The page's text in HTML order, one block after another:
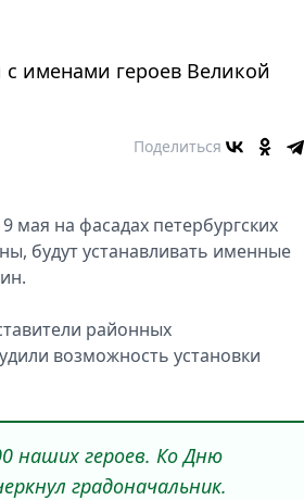
именами героев Великой
Поделиться
мая на фасадах петербургских
будут устанавливать именные
районных
возможность установки
наших героев. Ко Дню
градоначальник.